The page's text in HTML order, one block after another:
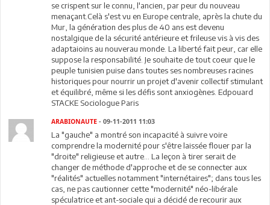
se crispent sur le connu, l'ancien, par peur du nouveau
menaçant.Celà s'est vu en Europe centrale, après la chute du
Mur, la génération des plus de 40 ans est devenu
nostalgique de la sécurité antérieure et frileuse vis à vis des
adaptaioins au nouverau monde. La liberté fait peur, car elle
suppose la responsabilité. Je souhaite de tout coeur que le
peuple tunisien puise dans toutes ses nombreuses racines
historiques pour nourrir un projet d'avenir collectif stimulant
et équilibré, même si les défis sont anxiogènes. Edpouard
STACKE Sociologue Paris
ARABIONAUTE - 09-11-2011 11:03
La "gauche" a montré son incapacité à suivre voire
comprendre la modernité pour s'être laissée flouer par la
"droite" religieuse et autre... La leçon à tirer serait de
changer de méthode d'approche et de se connecter aux
"réalités" actuelles notamment "internétaires"; dans tous les
cas, ne pas cautionner cette "modernité" néo-libérale
spéculatrice et ant-sociale qui a décidé de recourir aux